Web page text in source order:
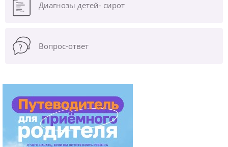
Диагнозы детей- сирот
Вопрос-ответ